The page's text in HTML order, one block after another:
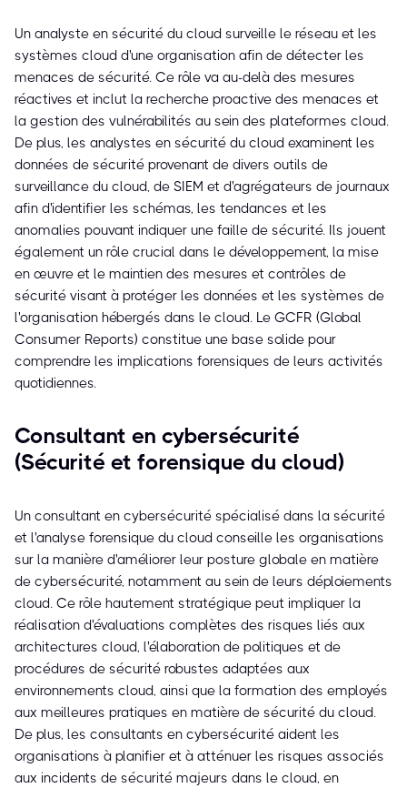
Un analyste en sécurité du cloud surveille le réseau et les
systèmes cloud d'une organisation afin de détecter les
menaces de sécurité. Ce rôle va au-delà des mesures
réactives et inclut la recherche proactive des menaces et
la gestion des vulnérabilités au sein des plateformes cloud.
De plus, les analystes en sécurité du cloud examinent les
données de sécurité provenant de divers outils de
surveillance du cloud, de SIEM et d'agrégateurs de journaux
afin d'identifier les schémas, les tendances et les
anomalies pouvant indiquer une faille de sécurité. Ils jouent
également un rôle crucial dans le développement, la mise
en œuvre et le maintien des mesures et contrôles de
sécurité visant à protéger les données et les systèmes de
l'organisation hébergés dans le cloud. Le GCFR (Global
Consumer Reports) constitue une base solide pour
comprendre les implications forensiques de leurs activités
quotidiennes.
Consultant en cybersécurité
(Sécurité et forensique du cloud)
Un consultant en cybersécurité spécialisé dans la sécurité
et l'analyse forensique du cloud conseille les organisations
sur la manière d'améliorer leur posture globale en matière
de cybersécurité, notamment au sein de leurs déploiements
cloud. Ce rôle hautement stratégique peut impliquer la
réalisation d'évaluations complètes des risques liés aux
architectures cloud, l'élaboration de politiques et de
procédures de sécurité robustes adaptées aux
environnements cloud, ainsi que la formation des employés
aux meilleures pratiques en matière de sécurité du cloud.
De plus, les consultants en cybersécurité aident les
organisations à planifier et à atténuer les risques associés
aux incidents de sécurité majeurs dans le cloud, en